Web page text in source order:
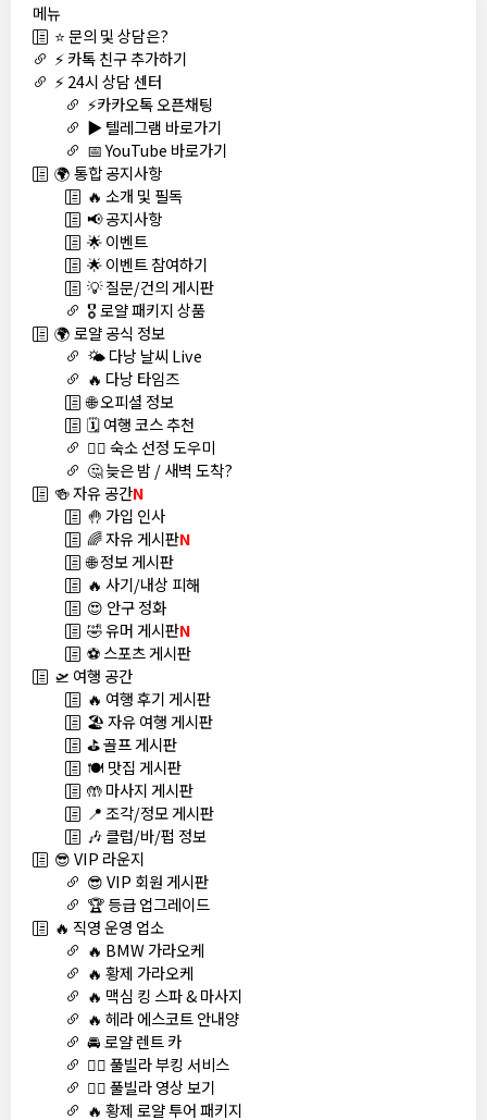
메뉴
⭐ 문의 및 상담은?
⚡ 카톡 친구 추가하기
⚡ 24시 상담 센터
⚡카카오톡 오픈채팅
▶️ 텔레그램 바로가기
📅 YouTube 바로가기
🌍 통합 공지사항
🔥 소개 및 필독
📢 공지사항
🌟 이벤트
🌟 이벤트 참여하기
💡 질문/건의 게시판
🎖️ 로얄 패키지 상품
🌍 로얄 공식 정보
🌤️ 다낭 날씨 Live
🔥 다낭 타임즈
🌐 오피셜 정보
🗓️ 여행 코스 추천
🏊‍♀️ 숙소 선정 도우미
🤔 늦은 밤 / 새벽 도착?
🍻 자유 공간N
🤚 가입 인사
🌈 자유 게시판N
🌐 정보 게시판
🔥 사기/내상 피해
😍 안구 정화
🤣 유머 게시판N
⚽ 스포츠 게시판
🛫 여행 공간
🔥 여행 후기 게시판
🏖️ 자유 여행 게시판
⛳ 골프 게시판
🍽️ 맛집 게시판
🤲 마사지 게시판
📍 조각/정모 게시판
🎶 클럽/바/펍 정보
😎 VIP 라운지
😎 VIP 회원 게시판
🏆 등급 업그레이드
🔥 직영 운영 업소
🔥 BMW 가라오케
🔥 황제 가라오케
🔥 맥심 킹 스파 & 마사지
🔥 헤라 에스코트 안내양
🚘 로얄 렌트 카
🏊‍♀️ 풀빌라 부킹 서비스
🏊‍♀️ 풀빌라 영상 보기
🔥 황제 로얄 투어 패키지